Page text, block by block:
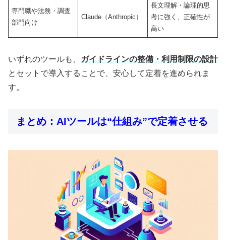
専門職や法務・調査
部門向け
Claude（Anthropic）
長文理解・論理的思
考に強く、正確性が
高い
いずれのツールも、
ガイドラインの整備・利用制限の設計
とセットで導入することで、安心して定着を進められま
す。
まとめ：AIツールは“仕組み”で定着させる